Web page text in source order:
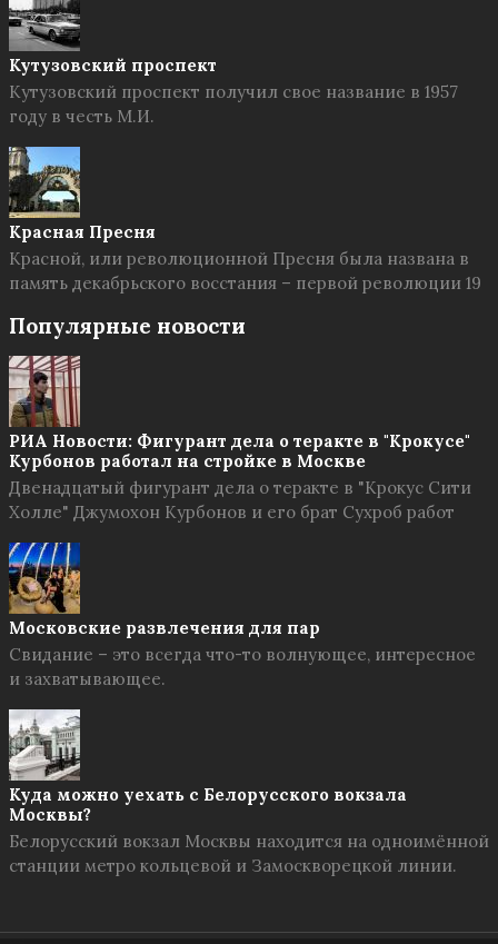
Кутузовский проспект
Кутузовский проспект получил свое название в 1957
году в честь М.И.
Красная Пресня
Красной, или революционной Пресня была названа в
память декабрьского восстания – первой революции 19
Популярные новости
РИА Новости: Фигурант дела о теракте в "Крокусе"
Курбонов работал на стройке в Москве
Двенадцатый фигурант дела о теракте в "Крокус Сити
Холле" Джумохон Курбонов и его брат Сухроб работ
Московские развлечения для пар
Свидание – это всегда что-то волнующее, интересное
и захватывающее.
Куда можно уехать с Белорусского вокзала
Москвы?
Белорусский вокзал Москвы находится на одноимённой
станции метро кольцевой и Замоскворецкой линии.